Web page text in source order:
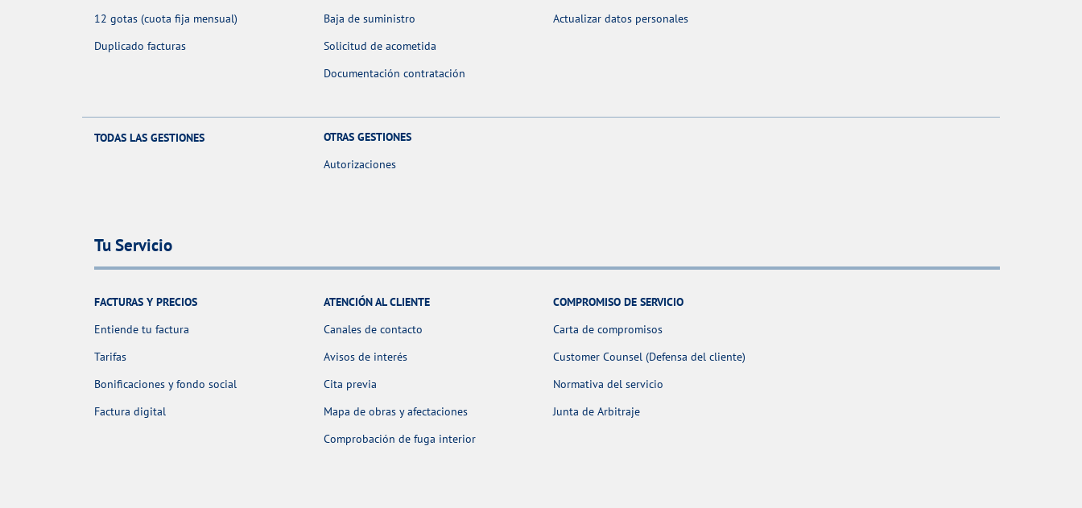
12 gotas (cuota fija mensual)
Duplicado facturas
Baja de suministro
Solicitud de acometida
Documentación contratación
Actualizar datos personales
TODAS LAS GESTIONES
OTRAS GESTIONES
Autorizaciones
Tu Servicio
FACTURAS Y PRECIOS
Entiende tu factura
Tarifas
Bonificaciones y fondo social
Factura digital
ATENCIÓN AL CLIENTE
Canales de contacto
Avisos de interés
Cita previa
Mapa de obras y afectaciones
Comprobación de fuga interior
COMPROMISO DE SERVICIO
Carta de compromisos
Customer Counsel (Defensa del cliente)
Normativa del servicio
Junta de Arbitraje